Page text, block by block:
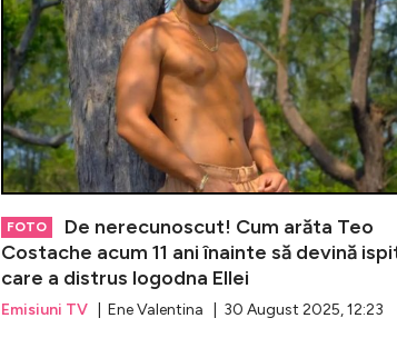
FOTO
De nerecunoscut! Cum arăta Teo
Costache acum 11 ani înainte să devină
care a distrus logodna Ellei
Emisiuni TV | Ene Valentina | 30 August 2025, 12:23